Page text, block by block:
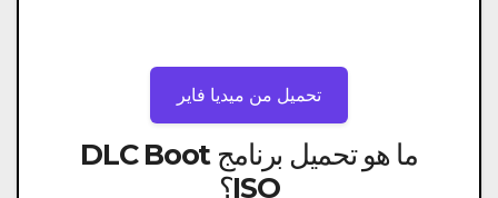
تحميل من ميديا ​​فاير
ما هو تحميل برنامج DLC Boot
ISO؟